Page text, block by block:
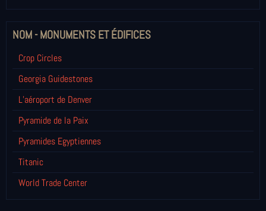
NOM - MONUMENTS ET ÉDIFICES
Crop Circles
Georgia Guidestones
L’aéroport de Denver
Pyramide de la Paix
Pyramides Egyptiennes
Titanic
World Trade Center